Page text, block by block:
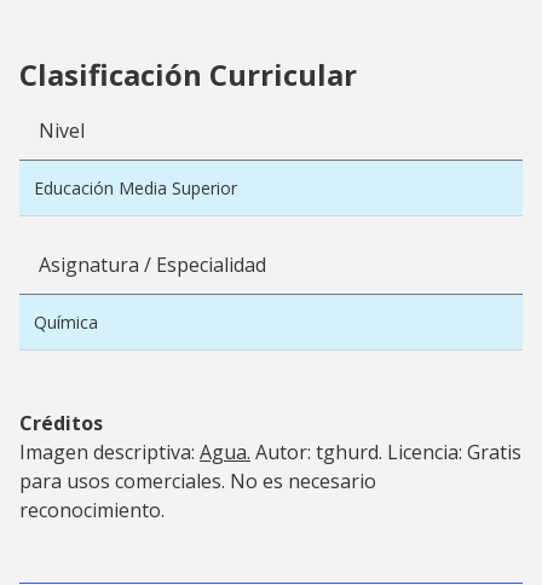
Clasificación Curricular
Nivel
Educación Media Superior
Asignatura / Especialidad
Química
Créditos
Imagen descriptiva: Agua. Autor: tghurd. Licencia: Gratis
para usos comerciales. No es necesario
reconocimiento.